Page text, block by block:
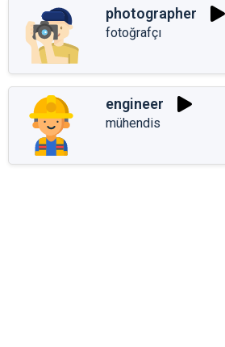
photographer
fotoğrafçı
engineer
mühendis